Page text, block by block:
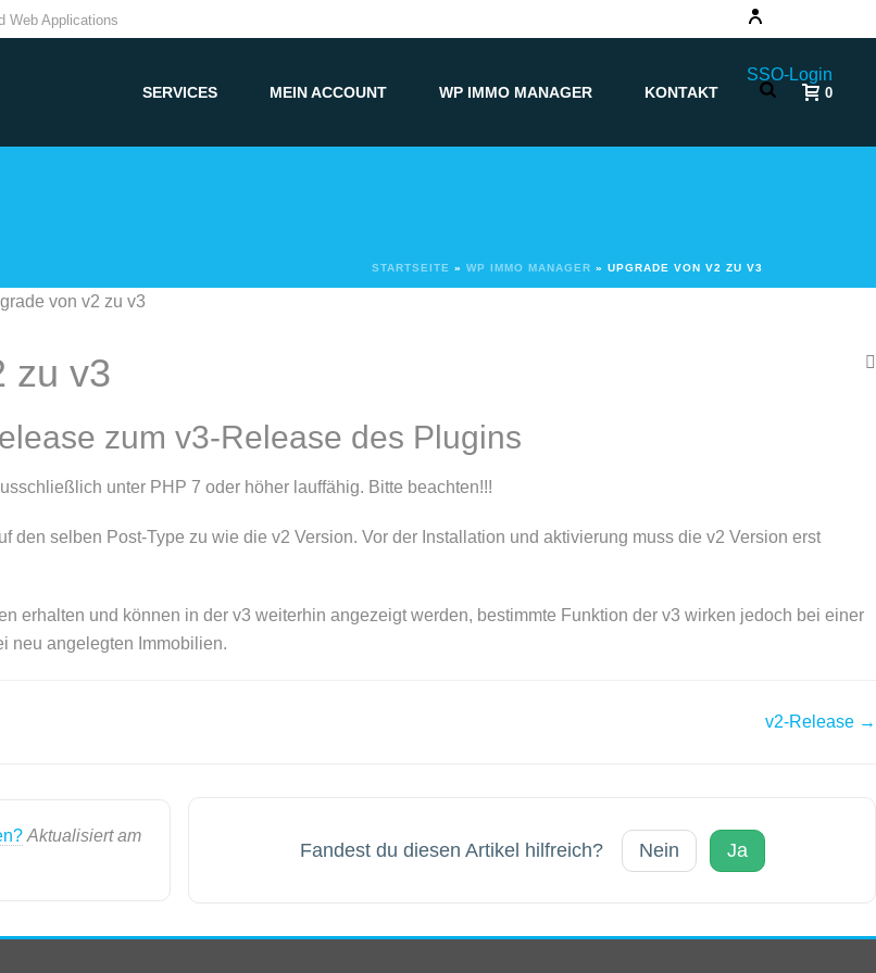
Web Applications
SSO-Login
SERVICES MEIN ACCOUNT WP IMMO MANAGER KONTAKT 0
STARTSEITE » WP IMMO MANAGER » UPGRADE VON V2 ZU V3
von v2 zu v3
zu v3
zum v3-Release des Plugins
unter PHP 7 oder höher lauffähig. Bitte beachten!!!
den selben Post-Type zu wie die v2 Version. Vor der Installation und aktivierung muss die v2 Version erst
erhalten und können in der v3 weiterhin angezeigt werden, bestimmte Funktion der v3 wirken jedoch bei einer
neu angelegten Immobilien.
v2-Release →
Aktualisiert am
Fandest du diesen Artikel hilfreich? Nein Ja